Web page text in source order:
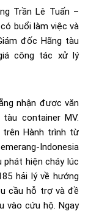
Trần Lê Tuấn –
buổi làm việc và
đốc Hãng tàu
công tác xử lý
nhận được văn
container MV.
trên Hành trình từ
Indonesia
hiện cháy lúc
hải lý về hướng
cầu hỗ trợ và đề
vào cứu hộ. Ngay